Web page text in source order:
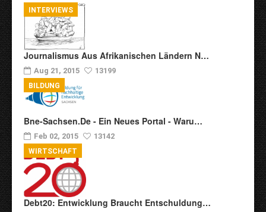
Journalismus Aus Afrikanischen Ländern N…
Aug 21, 2015 13199
INTERVIEWS
Bne-Sachsen.de - Ein Neues Portal - Waru…
Feb 02, 2015 13142
BILDUNG
Debt20: Entwicklung Braucht Entschuldung…
WIRTSCHAFT